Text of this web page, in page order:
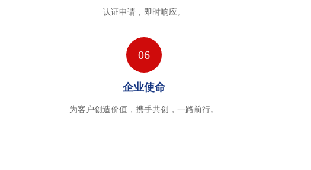
认证申请，即时响应。
06
企业使命
为客户创造价值，携手共创，一路前行。